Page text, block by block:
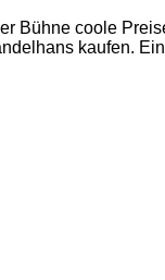
Bühne coole
kaufen.